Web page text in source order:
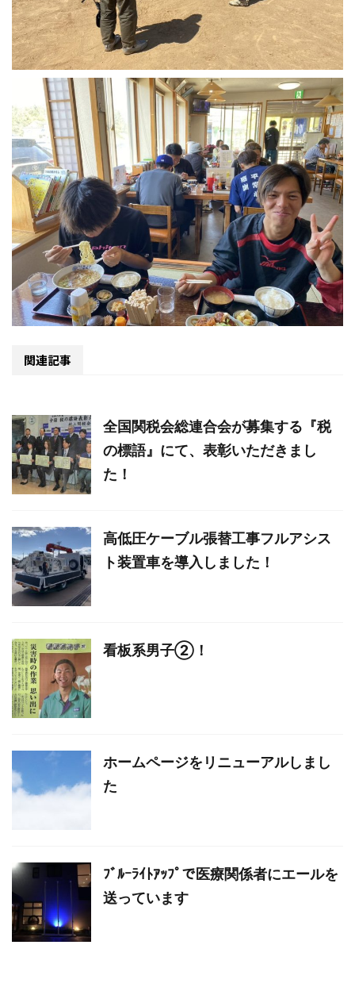
関連記事
全国関税会総連合会が募集する『税
の標語』にて、表彰いただきまし
た！
高低圧ケーブル張替工事フルアシス
ト装置車を導入しました！
看板系男子②！
ホームページをリニューアルしまし
た
ﾌﾞﾙｰﾗｲﾄｱｯﾌﾟで医療関係者にエールを
送っています